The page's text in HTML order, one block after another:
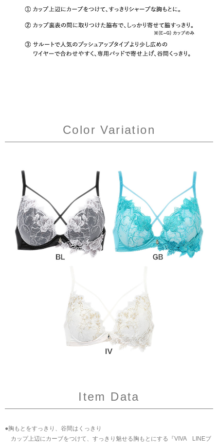
Color Variation
Item Data
●胸もとをすっきり、谷間はくっきり
カップ上辺にカーブをつけて、すっきり魅せる胸もとにする『VIVA LINEブ